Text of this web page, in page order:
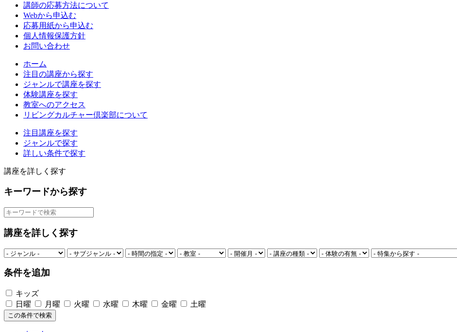
講師の応募方法について
Webから申込む
応募用紙から申込む
個人情報保護方針
お問い合わせ
ホーム
注目の講座から探す
ジャンルで講座を探す
体験講座を探す
教室へのアクセス
リビングカルチャー倶楽部について
注目講座を探す
ジャンルで探す
詳しい条件で探す
講座を詳しく探す
キーワードから探す
講座を詳しく探す
条件を追加
キッズ
日曜
月曜 火曜 水曜 木曜 金曜 土曜
この条件で検索